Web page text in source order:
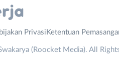
PrivasiKetentuan
(Roocket Media). All